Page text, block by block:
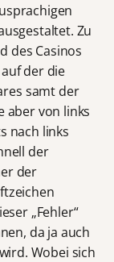
Zu
des Casinos
der die
samt der
aber von links
nach links
der
der
„Fehler“
da ja auch
Wobei sich